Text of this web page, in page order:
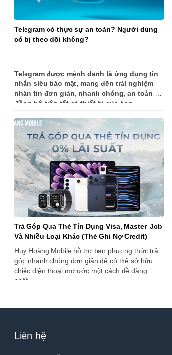
Telegram có thực sự an toàn? Người dùng
có bị theo dõi không?
Telegram được mệnh danh là ứng dụng tin
nhắn siêu bảo mật, mang đến trải nghiệm
nhắn tin đơn giản, nhanh chóng, an toàn và
đồng bộ trên tất cả thiết bị của bạn.
Trả Góp Qua Thẻ Tín Dụng Visa, Master, Jcb
Và Nhiều Loại Khác (Thẻ Ghi Nợ Credit)
Huy Hoàng Mobile hỗ trợ bạn phương thức trả
góp nhanh chóng đơn giản để có thể sở hữu
chiếc điện thoại mơ ước một cách dễ dàng
nhất.
Liên hệ